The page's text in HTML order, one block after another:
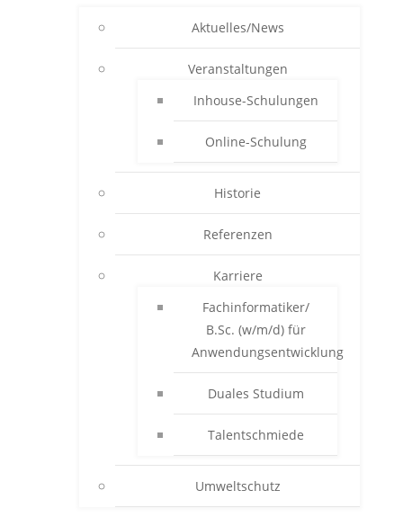
Aktuelles/News
Veranstaltungen
Inhouse-Schulungen
Online-Schulung
Historie
Referenzen
Karriere
Fachinformatiker/
B.Sc. (w/m/d) für
Anwendungsentwicklung
Duales Studium
Talentschmiede
Umweltschutz